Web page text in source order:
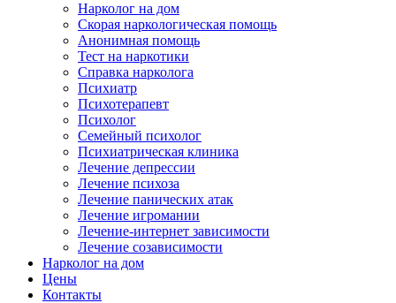
Нарколог на дом
Скорая наркологическая помощь
Анонимная помощь
Тест на наркотики
Справка нарколога
Психиатр
Психотерапевт
Психолог
Семейный психолог
Психиатрическая клиника
Лечение депрессии
Лечение психоза
Лечение панических атак
Лечение игромании
Лечение-интернет зависимости
Лечение созависимости
Нарколог на дом
Цены
Контакты